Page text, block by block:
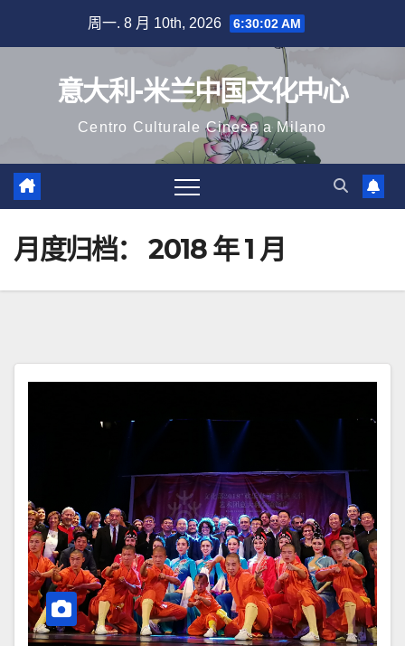
周一. 8 月 10th, 2026 6:30:04 AM
意大利-米兰中国文化中心
Centro Culturale Cinese a Milano
月度归档： 2018 年 1 月